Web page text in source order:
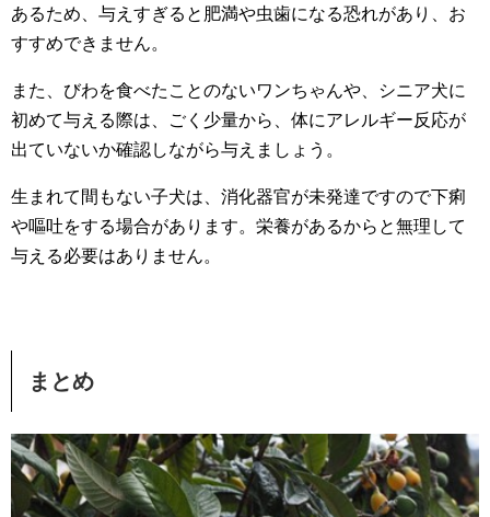
あるため、与えすぎると肥満や虫歯になる恐れがあり、お
すすめできません。
また、びわを食べたことのないワンちゃんや、シニア犬に
初めて与える際は、ごく少量から、体にアレルギー反応が
出ていないか確認しながら与えましょう。
生まれて間もない子犬は、消化器官が未発達ですので下痢
や嘔吐をする場合があります。栄養があるからと無理して
与える必要はありません。
まとめ